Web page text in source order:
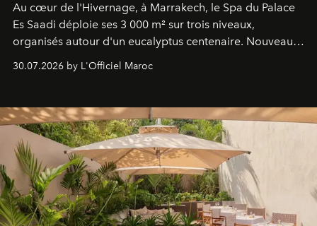
Au cœur de l'Hivernage, à Marrakech, le Spa du Palace
Es Saadi déploie ses 3 000 m² sur trois niveaux,
organisés autour d'un eucalyptus centenaire. Nouveau
Lobby Bien-Être et Beauté, exclusivité mondiale en
neuro-cosmétique, parcours thermal et studio dédié au
entièreté, entre science des émotions et rituels
reposants.
30.07.2026 by L'Officiel Maroc